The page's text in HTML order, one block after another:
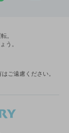
。
う。
ご遠慮ください。